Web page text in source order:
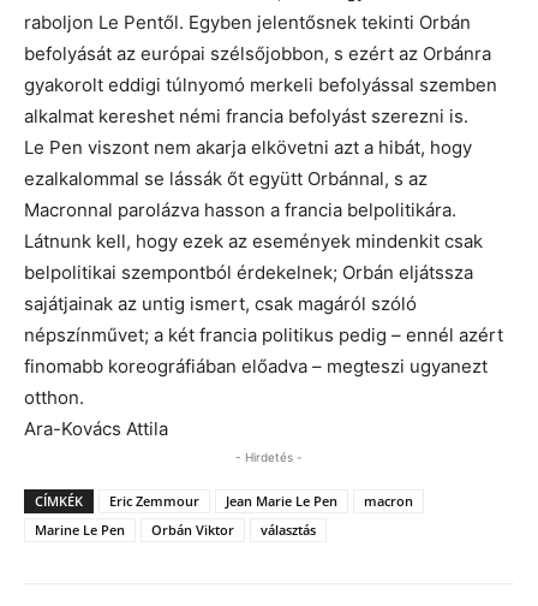
raboljon Le Pentől. Egyben jelentősnek tekinti Orbán
befolyását az európai szélsőjobbon, s ezért az Orbánra
gyakorolt eddigi túlnyomó merkeli befolyással szemben
alkalmat kereshet némi francia befolyást szerezni is.
Le Pen viszont nem akarja elkövetni azt a hibát, hogy
ezalkalommal se lássák őt együtt Orbánnal, s az
Macronnal parolázva hasson a francia belpolitikára.
Látnunk kell, hogy ezek az események mindenkit csak
belpolitikai szempontból érdekelnek; Orbán eljátssza
sajátjainak az untig ismert, csak magáról szóló
népszínművet; a két francia politikus pedig – ennél azért
finomabb koreográfiában előadva – megteszi ugyanezt
otthon.
Ara-Kovács Attila
- Hirdetés -
CÍMKÉK Eric Zemmour Jean Marie Le Pen
macron
Marine Le Pen
Orbán Viktor választás